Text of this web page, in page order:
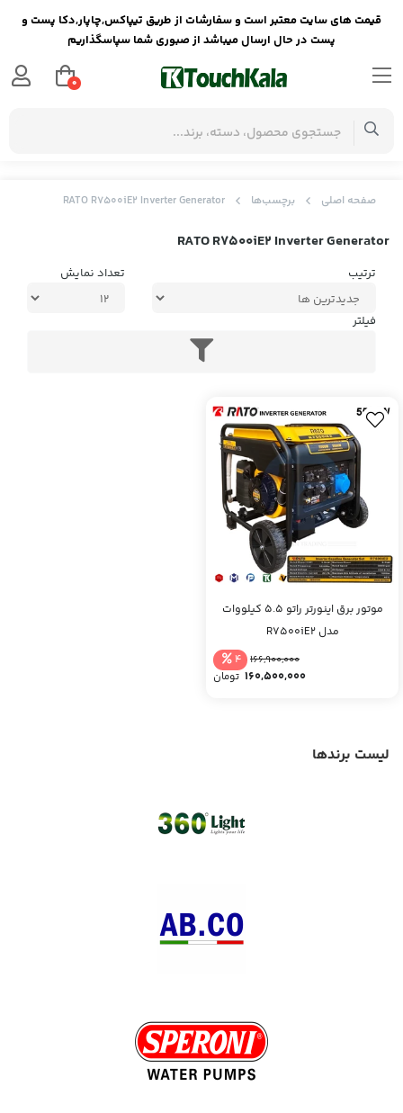
صفحه اصلی برچسب‌ها RATO R7500iE2 Inverter Generator
RATO R7500iE2 Inverter Generator
ترتیب تعداد نمایش
فیلتر
موتور برق اینورتر راتو 5.5 کیلووات
مدل R7500iE2
166,900,000
4
160,500,000 تومان
لیست برندها
قیمت های سایت معتبر است و سفارشات از طریق تیپاکس,چاپار,دکا پست و
پست در حال ارسال میباشد از صبوری شما سپاسگذاریم
0